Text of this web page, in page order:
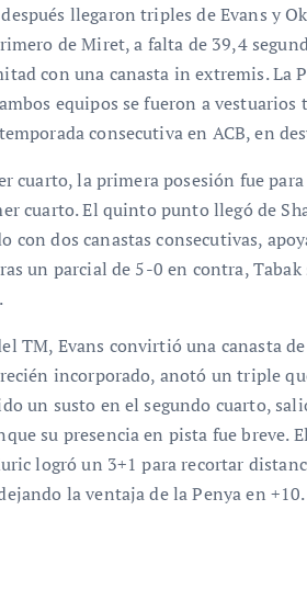
llegaron triples de Evans y
de Miret, a falta de 39,4
con una canasta in extremis. La
equipos se fueron a
consecutiva en ACB, en
cuarto, la primera posesión fue
cuarto. El quinto punto llegó de
con dos canastas consecutivas,
un parcial de 5-0 en contra,
TM, Evans convirtió una canasta
incorporado, anotó un triple
un susto en el segundo cuarto,
su presencia en pista fue breve.
logró un 3+1 para recortar
la ventaja de la Penya en +10.